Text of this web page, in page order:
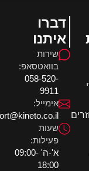
דברו
איתנו
שירות
בוואטסאפ:
058-520-
אימייל:
שעות
פעילות:
א'-ה' 09:00-
18:00